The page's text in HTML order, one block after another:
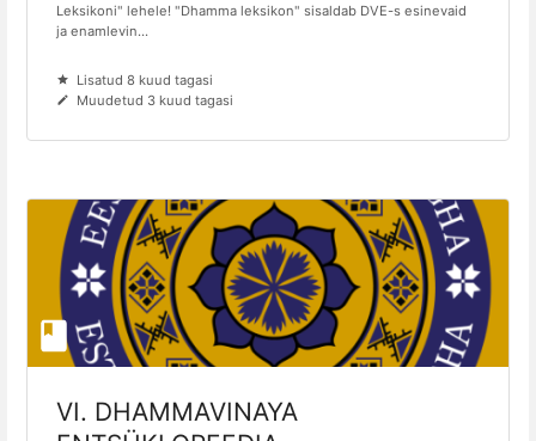
Leksikoni" lehele! "Dhamma leksikon" sisaldab DVE-s esinevaid
ja enamlevin...
Lisatud 8 kuud tagasi
Muudetud 3 kuud tagasi
VI. DHAMMAVINAYA